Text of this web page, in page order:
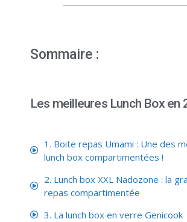
Sommaire :
Les meilleures Lunch Box en
1. Boite repas Umami : Une des
lunch box compartimentées !
2. Lunch box XXL Nadozone : la
repas compartimentée
3. La lunch box en verre Genicook